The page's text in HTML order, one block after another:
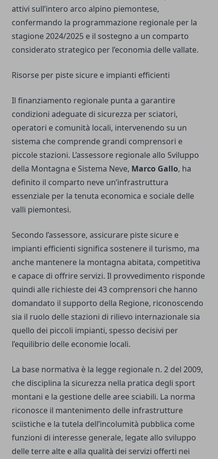
attivi sull’intero arco alpino piemontese,
confermando la programmazione regionale per la
stagione 2024/2025 e il sostegno a un comparto
considerato strategico per l’economia delle vallate.
Risorse per piste sicure e impianti efficienti
Il finanziamento regionale punta a garantire
condizioni adeguate di sicurezza per sciatori,
operatori e comunità locali, intervenendo su un
sistema che comprende grandi comprensori e
piccole stazioni. L’assessore regionale allo Sviluppo
della Montagna e Sistema Neve, Marco Gallo, ha
definito il comparto neve un’infrastruttura
essenziale per la tenuta economica e sociale delle
valli piemontesi.
Secondo l’assessore, assicurare piste sicure e
impianti efficienti significa sostenere il turismo, ma
anche mantenere la montagna abitata, competitiva
e capace di offrire servizi. Il provvedimento risponde
quindi alle richieste dei 43 comprensori che hanno
domandato il supporto della Regione, riconoscendo
sia il ruolo delle stazioni di rilievo internazionale sia
quello dei piccoli impianti, spesso decisivi per
l’equilibrio delle economie locali.
La base normativa è la legge regionale n. 2 del 2009,
che disciplina la sicurezza nella pratica degli sport
montani e la gestione delle aree sciabili. La norma
riconosce il mantenimento delle infrastrutture
sciistiche e la tutela dell’incolumità pubblica come
funzioni di interesse generale, legate allo sviluppo
delle terre alte e alla qualità dei servizi offerti nei